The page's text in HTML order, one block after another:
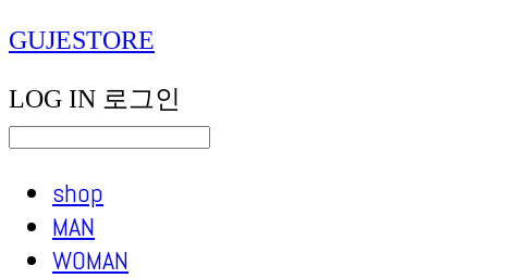
GUJESTORE
LOG IN 로그인
shop
MAN
WOMAN